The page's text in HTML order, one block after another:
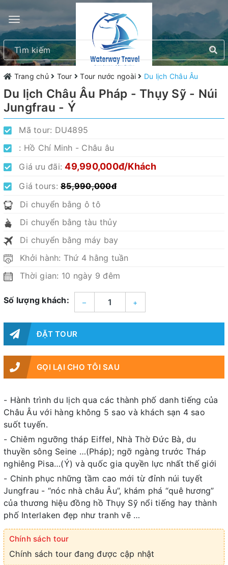
Trang chủ Tour Tour nước ngoài Du lịch Châu Âu
Du lịch Châu Âu Pháp - Thụy Sỹ - Núi
Jungfrau - Ý
Mã tour: DU4895
: Hồ Chí Minh - Châu âu
Giá ưu đãi:49,990,000đ/Khách
Giá tours: 85,990,000đ
Di chuyển bằng ô tô
Di chuyển bằng tàu thủy
Di chuyển bằng máy bay
Khởi hành: Thứ 4 hằng tuần
Thời gian: 10 ngày 9 đêm
Số lượng khách: – +
ĐẶT TOUR
GỌI LẠI CHO TÔI SAU
- Hành trình du lịch qua các thành phố danh tiếng của
Châu Âu với hàng không 5 sao và khách sạn 4 sao
suốt tuyến.
- Chiêm ngưỡng tháp Eiffel, Nhà Thờ Đức Bà, du
thuyền sông Seine …(Pháp); ngỡ ngàng trước Tháp
nghiêng Pisa…(Ý) và quốc gia quyền lực nhất thế giới
- Chinh phục những tầm cao mới từ đỉnh núi tuyết
Jungfrau - “nóc nhà châu Âu”, khám phá “quê hương”
của thương hiệu đồng hồ Thụy Sỹ nổi tiếng hay thành
phố Interlaken đẹp như tranh vẽ …
Chính sách tour
Chính sách tour đang được cập nhật